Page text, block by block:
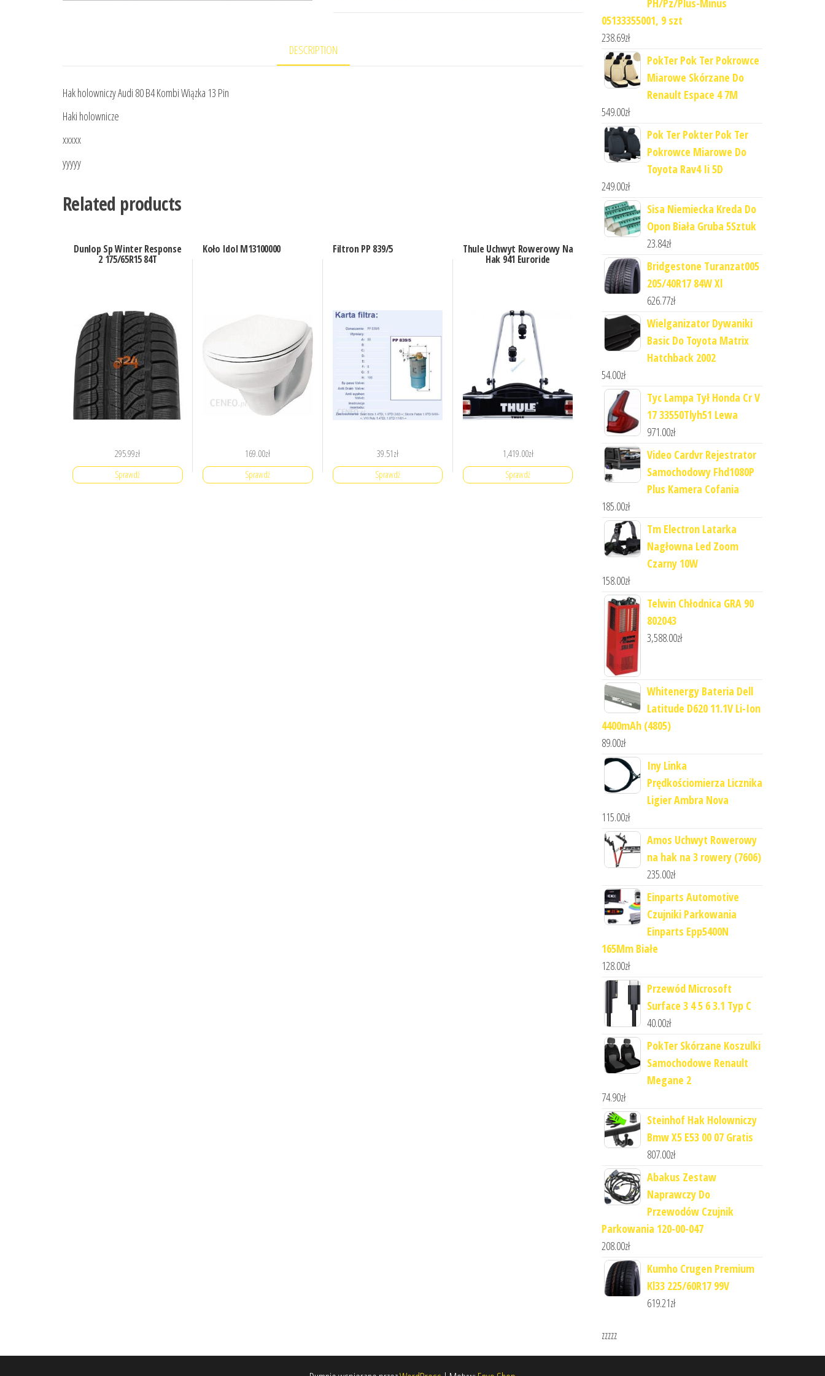
DESCRIPTION
Hak holowniczy Audi 80 B4 Kombi Wiązka 13 Pin
Haki holownicze
xxxxx
yyyyy
Related products
Dunlop Sp Winter Response
2 175/65R15 84T
295.99zł
Sprawdź
Koło Idol M13100000
169.00zł
Sprawdź
Filtron PP 839/5
39.51zł
Sprawdź
Thule Uchwyt Rowerowy Na
Hak 941 Euroride
1,419.00zł
Sprawdź
PH/Pz/Plus-Minus
05133355001, 9 szt
238.69zł
PokTer Pok Ter Pokrowce
Miarowe Skórzane Do
Renault Espace 4 7M
549.00zł
Pok Ter Pokter Pok Ter
Pokrowce Miarowe Do
Toyota Rav4 Ii 5D
249.00zł
Sisa Niemiecka Kreda Do
Opon Biała Gruba 5Sztuk
23.84zł
Bridgestone Turanzat005
205/40R17 84W Xl
626.77zł
Wielganizator Dywaniki
Basic Do Toyota Matrix
Hatchback 2002
54.00zł
Tyc Lampa Tył Honda Cr V
17 33550Tlyh51 Lewa
971.00zł
Video Cardvr Rejestrator
Samochodowy Fhd1080P
Plus Kamera Cofania
185.00zł
Tm Electron Latarka
Nagłowna Led Zoom
Czarny 10W
158.00zł
Telwin Chłodnica GRA 90
802043
3,588.00zł
Whitenergy Bateria Dell
Latitude D620 11.1V Li-Ion
4400mAh (4805)
89.00zł
Iny Linka
Prędkościomierza Licznika
Ligier Ambra Nova
115.00zł
Amos Uchwyt Rowerowy
na hak na 3 rowery (7606)
235.00zł
Einparts Automotive
Czujniki Parkowania
Einparts Epp5400N
165Mm Białe
128.00zł
Przewód Microsoft
Surface 3 4 5 6 3.1 Typ C
40.00zł
PokTer Skórzane Koszulki
Samochodowe Renault
Megane 2
74.90zł
Steinhof Hak Holowniczy
Bmw X5 E53 00 07 Gratis
807.00zł
Abakus Zestaw
Naprawczy Do
Przewodów Czujnik
Parkowania 120-00-047
208.00zł
Kumho Crugen Premium
Kl33 225/60R17 99V
619.21zł
zzzzz